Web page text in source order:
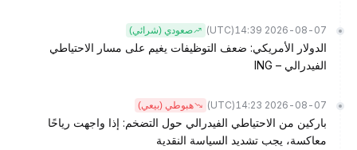
2026-08-07 14:39
(UTC) صعودي (شرائي)
الدولار الأمريكي: ضعف التوظيفات يغيم على مسار الاحتياطي
الفيدرالي – ING
2026-08-07 14:23
(UTC) هبوطي (بيعي)
باركين من الاحتياطي الفيدرالي حول التضخم: إذا واجهت رياحًا
معاكسة، يجب تشديد السياسة النقدية